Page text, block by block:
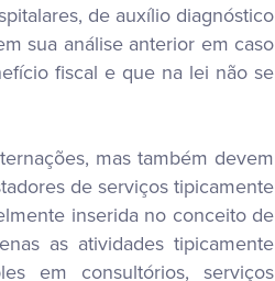
de auxílio diagnóstico
sua análise anterior em caso
fiscal e que na lei não se
mas também devem
de serviços tipicamente
inserida no conceito de
as atividades tipicamente
em consultórios, serviços